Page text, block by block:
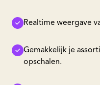
Realtime weergave
Gemakkelijk je
opschalen.